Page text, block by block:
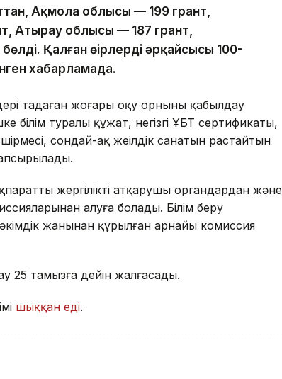
Ақмола облысы — 199 грант,
Атырау облысы — 187 грант,
Қалған өңірлердің әрқайсысы 100-
хабарламада.
таңдаған жоғары оқу орнының қабылдау
білім туралы құжат, негізгі ҰБТ сертификаты,
сондай-ақ жеңілдік санатын растайтын
жергілікті атқарушы органдардан және
алуға болады. Білім беру
жанынан құрылған арнайы комиссия
25 тамызға дейін жалғасады.
шыққан еді.